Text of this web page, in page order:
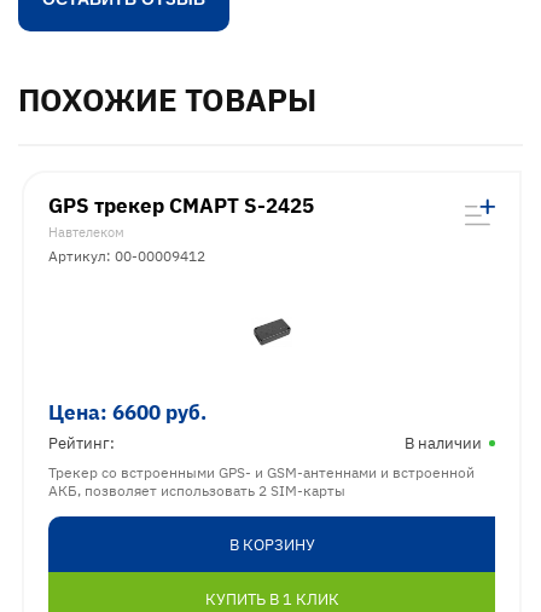
ПОХОЖИЕ ТОВАРЫ
GPS трекер СМАРТ S-2425
Навтелеком
Артикул: 00-00009412
Цена: 6600 руб.
Рейтинг: В наличии
Трекер со встроенными GPS- и GSM-антеннами и встроенной
АКБ, позволяет использовать 2 SIM-карты
В КОРЗИНУ
КУПИТЬ В 1 КЛИК